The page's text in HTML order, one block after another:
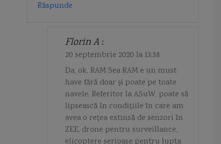
Răspunde
Florin A :
20 septembrie 2020 la 13:38
Da, ok, RAM Sea RAM e un must
have fără doar și poate pe toate
navele. Referitor la ASuW, poate să
lipsească în condițiile în care am
avea o rețea extinsă de senzori în
ZEE, drone pentru surveillance,